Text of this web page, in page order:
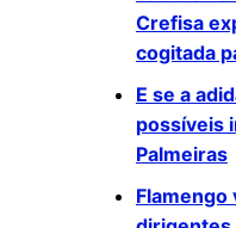
Crefisa
cogitada
E se a
possíveis
Palmeiras
Flamengo